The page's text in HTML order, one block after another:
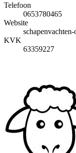
Telefoon
0653780465
Website
KVK
63359227